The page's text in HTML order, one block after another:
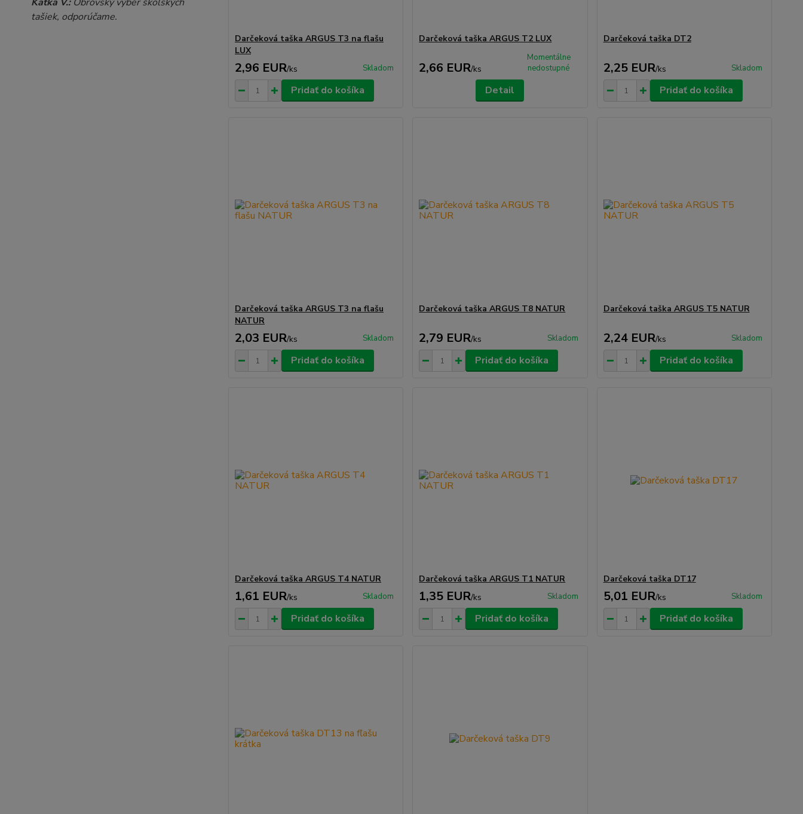
tašiek, odporúčame.
Darčeková taška ARGUS T3 na flašu
LUX
2,96 EUR/ks Skladom
Pridať do košíka
Darčeková taška ARGUS T2 LUX
2,66 EUR/ks
Momentálne
nedostupné
Detail
Darčeková taška DT2
2,25 EUR/ks Skladom
Pridať do košíka
Darčeková taška ARGUS T3 na flašu
NATUR
2,03 EUR/ks Skladom
Pridať do košíka
Darčeková taška ARGUS T8 NATUR
2,79 EUR/ks Skladom
Pridať do košíka
Darčeková taška ARGUS T5 NATUR
2,24 EUR/ks Skladom
Pridať do košíka
Darčeková taška ARGUS T4 NATUR
1,61 EUR/ks Skladom
Pridať do košíka
Darčeková taška ARGUS T1 NATUR
1,35 EUR/ks Skladom
Pridať do košíka
Darčeková taška DT17
5,01 EUR/ks Skladom
Pridať do košíka